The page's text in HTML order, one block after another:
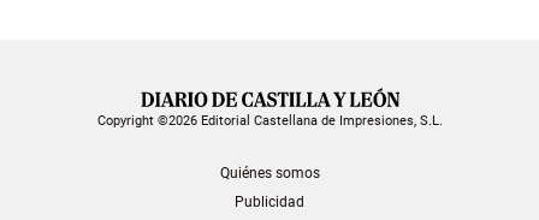
Copyright ©2026 Editorial Castellana de Impresiones, S.L.
Quiénes somos
Publicidad